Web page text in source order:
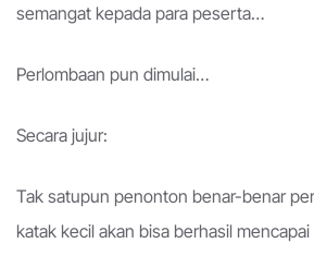
semangat kepada para peserta…
Perlombaan pun dimulai…
Secara jujur:
Tak satupun penonton benar-benar
katak kecil akan bisa berhasil